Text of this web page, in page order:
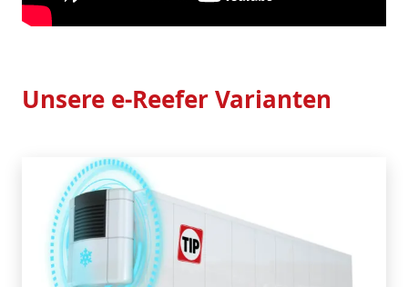
Unsere e-Reefer Varianten